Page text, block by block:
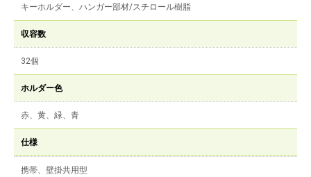
キーホルダー、ハンガー部材/スチロール樹脂
収容数
32個
ホルダー色
赤、黄、緑、青
仕様
携帯、壁掛共用型